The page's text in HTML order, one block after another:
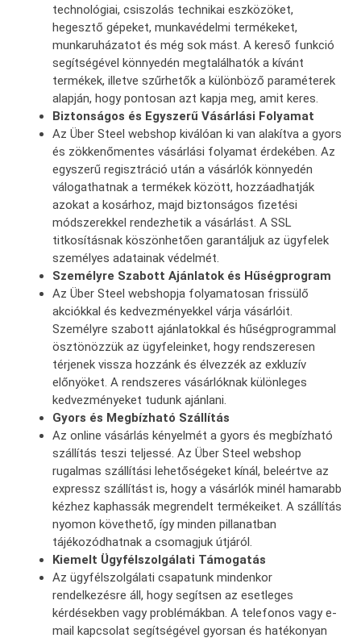
technológiai, csiszolás technikai eszközöket,
hegesztő gépeket, munkavédelmi termékeket,
munkaruházatot és még sok mást. A kereső funkció
segítségével könnyedén megtalálhatók a kívánt
termékek, illetve szűrhetők a különböző paraméterek
alapján, hogy pontosan azt kapja meg, amit keres.
Biztonságos és Egyszerű Vásárlási Folyamat
Az Über Steel webshop kiválóan ki van alakítva a gyors
és zökkenőmentes vásárlási folyamat érdekében. Az
egyszerű regisztráció után a vásárlók könnyedén
válogathatnak a termékek között, hozzáadhatják
azokat a kosárhoz, majd biztonságos fizetési
módszerekkel rendezhetik a vásárlást. A SSL
titkosításnak köszönhetően garantáljuk az ügyfelek
személyes adatainak védelmét.
Személyre Szabott Ajánlatok és Hűségprogram
Az Über Steel webshopja folyamatosan frissülő
akciókkal és kedvezményekkel várja vásárlóit.
Személyre szabott ajánlatokkal és hűségprogrammal
ösztönözzük az ügyfeleinket, hogy rendszeresen
térjenek vissza hozzánk és élvezzék az exkluzív
előnyöket. A rendszeres vásárlóknak különleges
kedvezményeket tudunk ajánlani.
Gyors és Megbízható Szállítás
Az online vásárlás kényelmét a gyors és megbízható
szállítás teszi teljessé. Az Über Steel webshop
rugalmas szállítási lehetőségeket kínál, beleértve az
expressz szállítást is, hogy a vásárlók minél hamarabb
kézhez kaphassák megrendelt termékeiket. A szállítás
nyomon követhető, így minden pillanatban
tájékozódhatnak a csomagjuk útjáról.
Kiemelt Ügyfélszolgálati Támogatás
Az ügyfélszolgálati csapatunk mindenkor
rendelkezésre áll, hogy segítsen az esetleges
kérdésekben vagy problémákban. A telefonos vagy e-
mail kapcsolat segítségével gyorsan és hatékonyan